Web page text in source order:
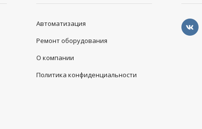
Автоматизация
Ремонт оборудования
О компании
Политика конфиденциальности